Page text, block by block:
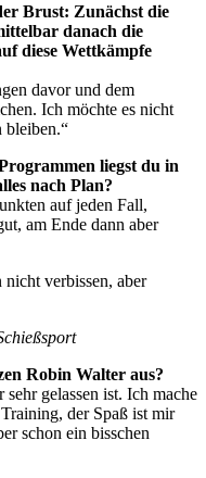
Brust: Zunächst die
danach die
diese Wettkämpfe
davor und dem
Ich möchte es nicht
bleiben.“
liegst du in
nach Plan?
auf jeden Fall,
am Ende dann aber
verbissen, aber
Robin Walter aus?
gelassen ist. Ich mache
der Spaß ist mir
schon ein bisschen